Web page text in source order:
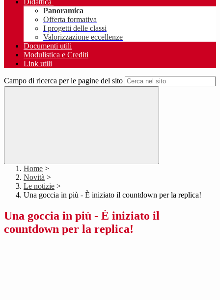
Didattica
Panoramica
Offerta formativa
I progetti delle classi
Valorizzazione eccellenze
Documenti utili
Modulistica e Crediti
Link utili
Campo di ricerca per le pagine del sito
Home >
Novità >
Le notizie >
Una goccia in più - È iniziato il countdown per la replica!
Una goccia in più - È iniziato il
countdown per la replica!